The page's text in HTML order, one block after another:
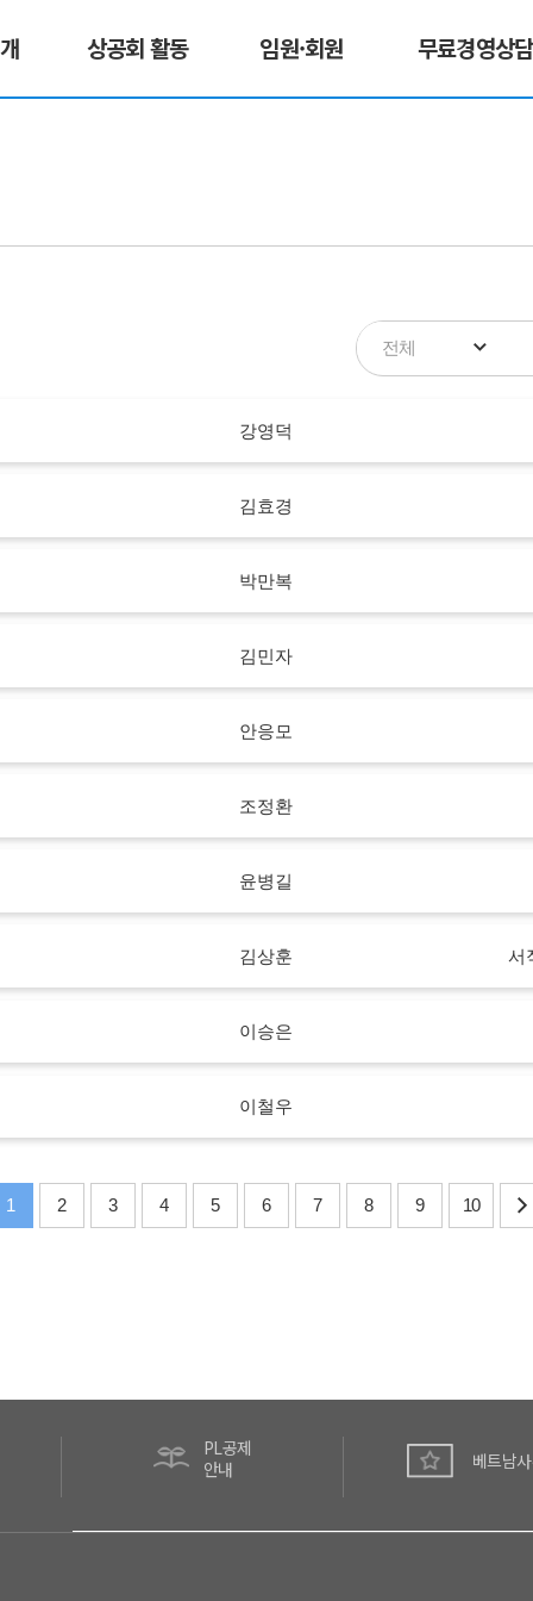
상공회 활동 임원·회원 무료경영상담
전체
강영덕
김효경
박만복
김민자
안응모
조정환
윤병길
김상훈 서
이승은
이철우
1 2 3 4 5 6 7 8 9 10
PL공제
안내
베트남